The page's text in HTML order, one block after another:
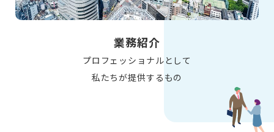
業務紹介
プロフェッショナルとして
私たちが提供するもの